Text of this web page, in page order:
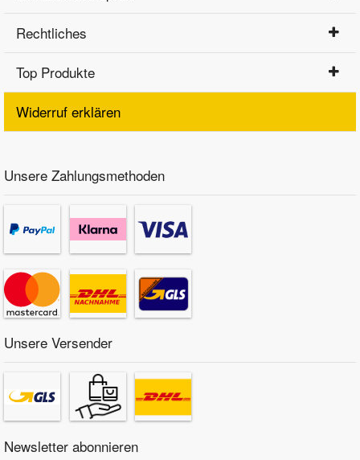
Rechtliches
Top Produkte
Widerruf erklären
Unsere Zahlungsmethoden
Unsere Versender
Newsletter abonnieren